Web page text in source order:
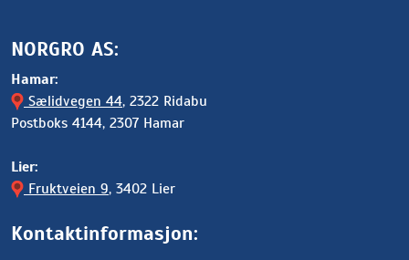
NORGRO AS:
Hamar:
Sælidvegen 44, 2322 Ridabu
Postboks 4144, 2307 Hamar
Lier:
Fruktveien 9, 3402 Lier
Kontaktinformasjon: